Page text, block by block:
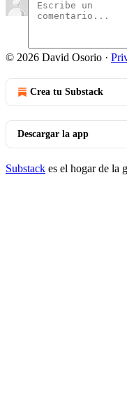
© 2026 David Osorio ·
Crea tu Substack
Descargar la app
Substack es el hogar de la